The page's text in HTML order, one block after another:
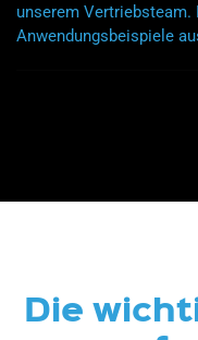
unserem
Anwendungsbeispiele
Die